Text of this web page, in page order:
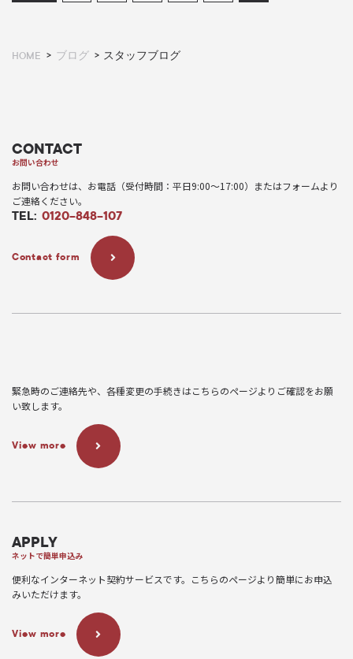
HOME ブログ スタッフブログ
CONTACT
お問い合わせ
お問い合わせは、お電話（受付時間：平日9:00〜17:00）またはフォームより
ご連絡ください。
TEL: 0120-848-107
Contact form
緊急時のご連絡先や、各種変更の手続きはこちらのページよりご確認をお願
い致します。
View more
APPLY
ネットで簡単申込み
便利なインターネット契約サービスです。こちらのページより簡単にお申込
みいただけます。
View more